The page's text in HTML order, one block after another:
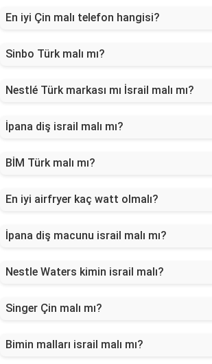
En iyi Çin malı telefon hangisi?
Sinbo Türk malı mı?
Nestlé Türk markası mı İsrail malı mı?
İpana diş israil malı mı?
BİM Türk malı mı?
En iyi airfryer kaç watt olmalı?
İpana diş macunu israil malı mı?
Nestle Waters kimin israil malı?
Singer Çin malı mı?
Bimin malları israil malı mı?